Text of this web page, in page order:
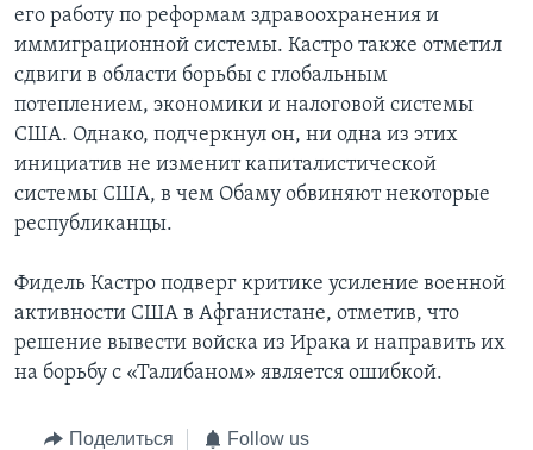
его работу по реформам здравоохранения и
иммиграционной системы. Кастро также отметил
сдвиги в области борьбы с глобальным
потеплением, экономики и налоговой системы
США. Однако, подчеркнул он, ни одна из этих
инициатив не изменит капиталистической
системы США, в чем Обаму обвиняют некоторые
республиканцы.
Фидель Кастро подверг критике усиление военной
активности США в Афганистане, отметив, что
решение вывести войска из Ирака и направить их
на борьбу с «Талибаном» является ошибкой.
Поделиться Follow us